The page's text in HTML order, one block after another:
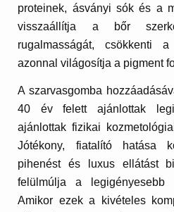
proteinek, ásványi sók és a
visszaállítja a bőr
rugalmasságát, csökkenti
azonnal világosítja a pigment
A szarvasgomba
40 év felett ajánlottak
ajánlottak fizikai
Jótékony, fiatalító hatása
pihenést és luxus ellátást
felülmúlja a legigényesebb
Amikor ezek a kivételes